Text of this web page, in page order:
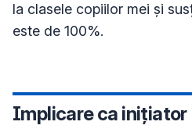
la clasele copiilor mei și
este de 100%.
Implicare ca inițiator